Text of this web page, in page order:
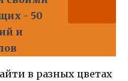
- 50
и
в разных цветах